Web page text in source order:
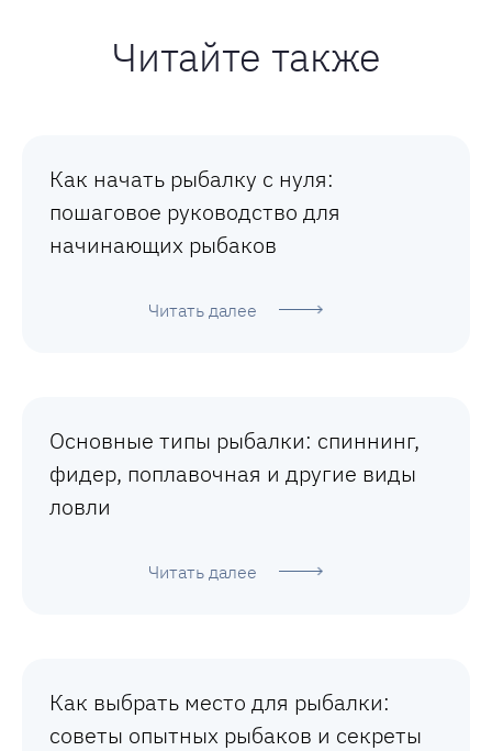
Читайте также
Как начать рыбалку с нуля:
пошаговое руководство для
начинающих рыбаков
Читать далее
Основные типы рыбалки: спиннинг,
фидер, поплавочная и другие виды
ловли
Читать далее
Как выбрать место для рыбалки:
советы опытных рыбаков и секреты